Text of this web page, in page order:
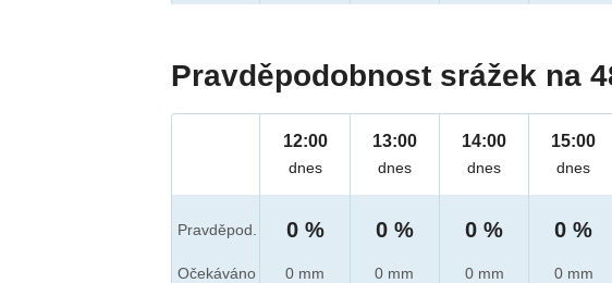
Pravděpodobnost srážek na
Pravděpod.
Očekáváno
12:00
dnes
0 %
0 mm
13:00
dnes
0 %
0 mm
14:00
dnes
0 %
0 mm
15:00
dnes
0 %
0 mm